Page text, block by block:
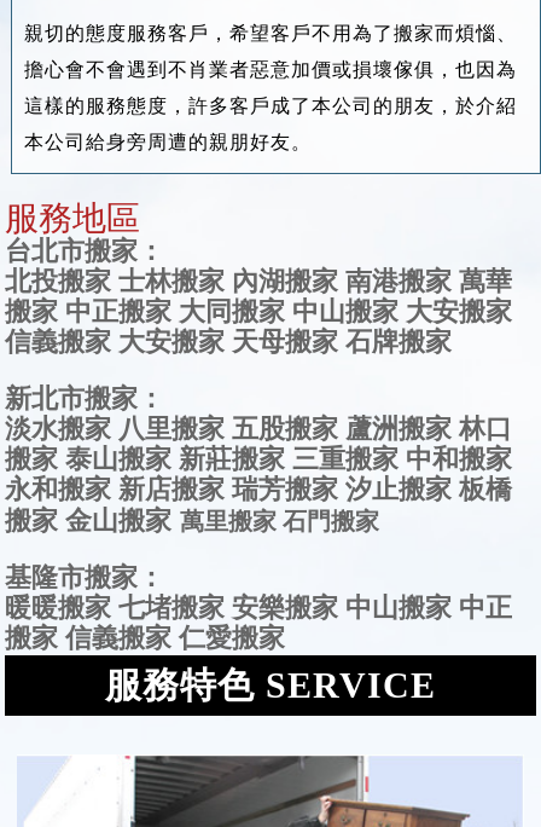
親切的態度服務客戶，希望客戶不用為了搬家而煩惱、
擔心會不會遇到不肖業者惡意加價或損壞傢俱，也因為
這樣的服務態度，許多客戶成了本公司的朋友，於介紹
本公司給身旁周遭的親朋好友。
服務地區
台北市搬家：
北投搬家 士林搬家 內湖搬家 南港搬家 萬華
搬家 中正搬家 大同搬家 中山搬家 大安搬家
信義搬家 大安搬家 天母搬家 石牌搬家
新北市搬家：
淡水搬家 八里搬家 五股搬家 蘆洲搬家 林口
搬家 泰山搬家 新莊搬家 三重搬家 中和搬家
永和搬家 新店搬家 瑞芳搬家 汐止搬家 板橋
搬家 金山搬家 萬里搬家 石門搬家
基隆市搬家：
暖暖搬家 七堵搬家 安樂搬家 中山搬家 中正
搬家 信義搬家 仁愛搬家
服務特色 SERVICE